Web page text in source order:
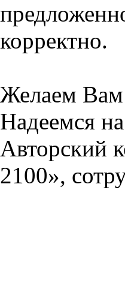
корректно.
Желаем Вам
Надеемся
Авторский
2100»,